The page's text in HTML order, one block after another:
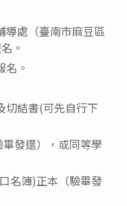
導處（臺南市麻豆區
。
名。
切結書(可先自行下
畢發還），或同等學
名簿)正本（驗畢發